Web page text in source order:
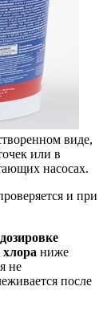
виде,
или в
насосах.
и при
ниже
не
после